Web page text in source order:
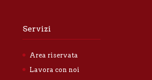
Servizi
Area riservata
Lavora con noi